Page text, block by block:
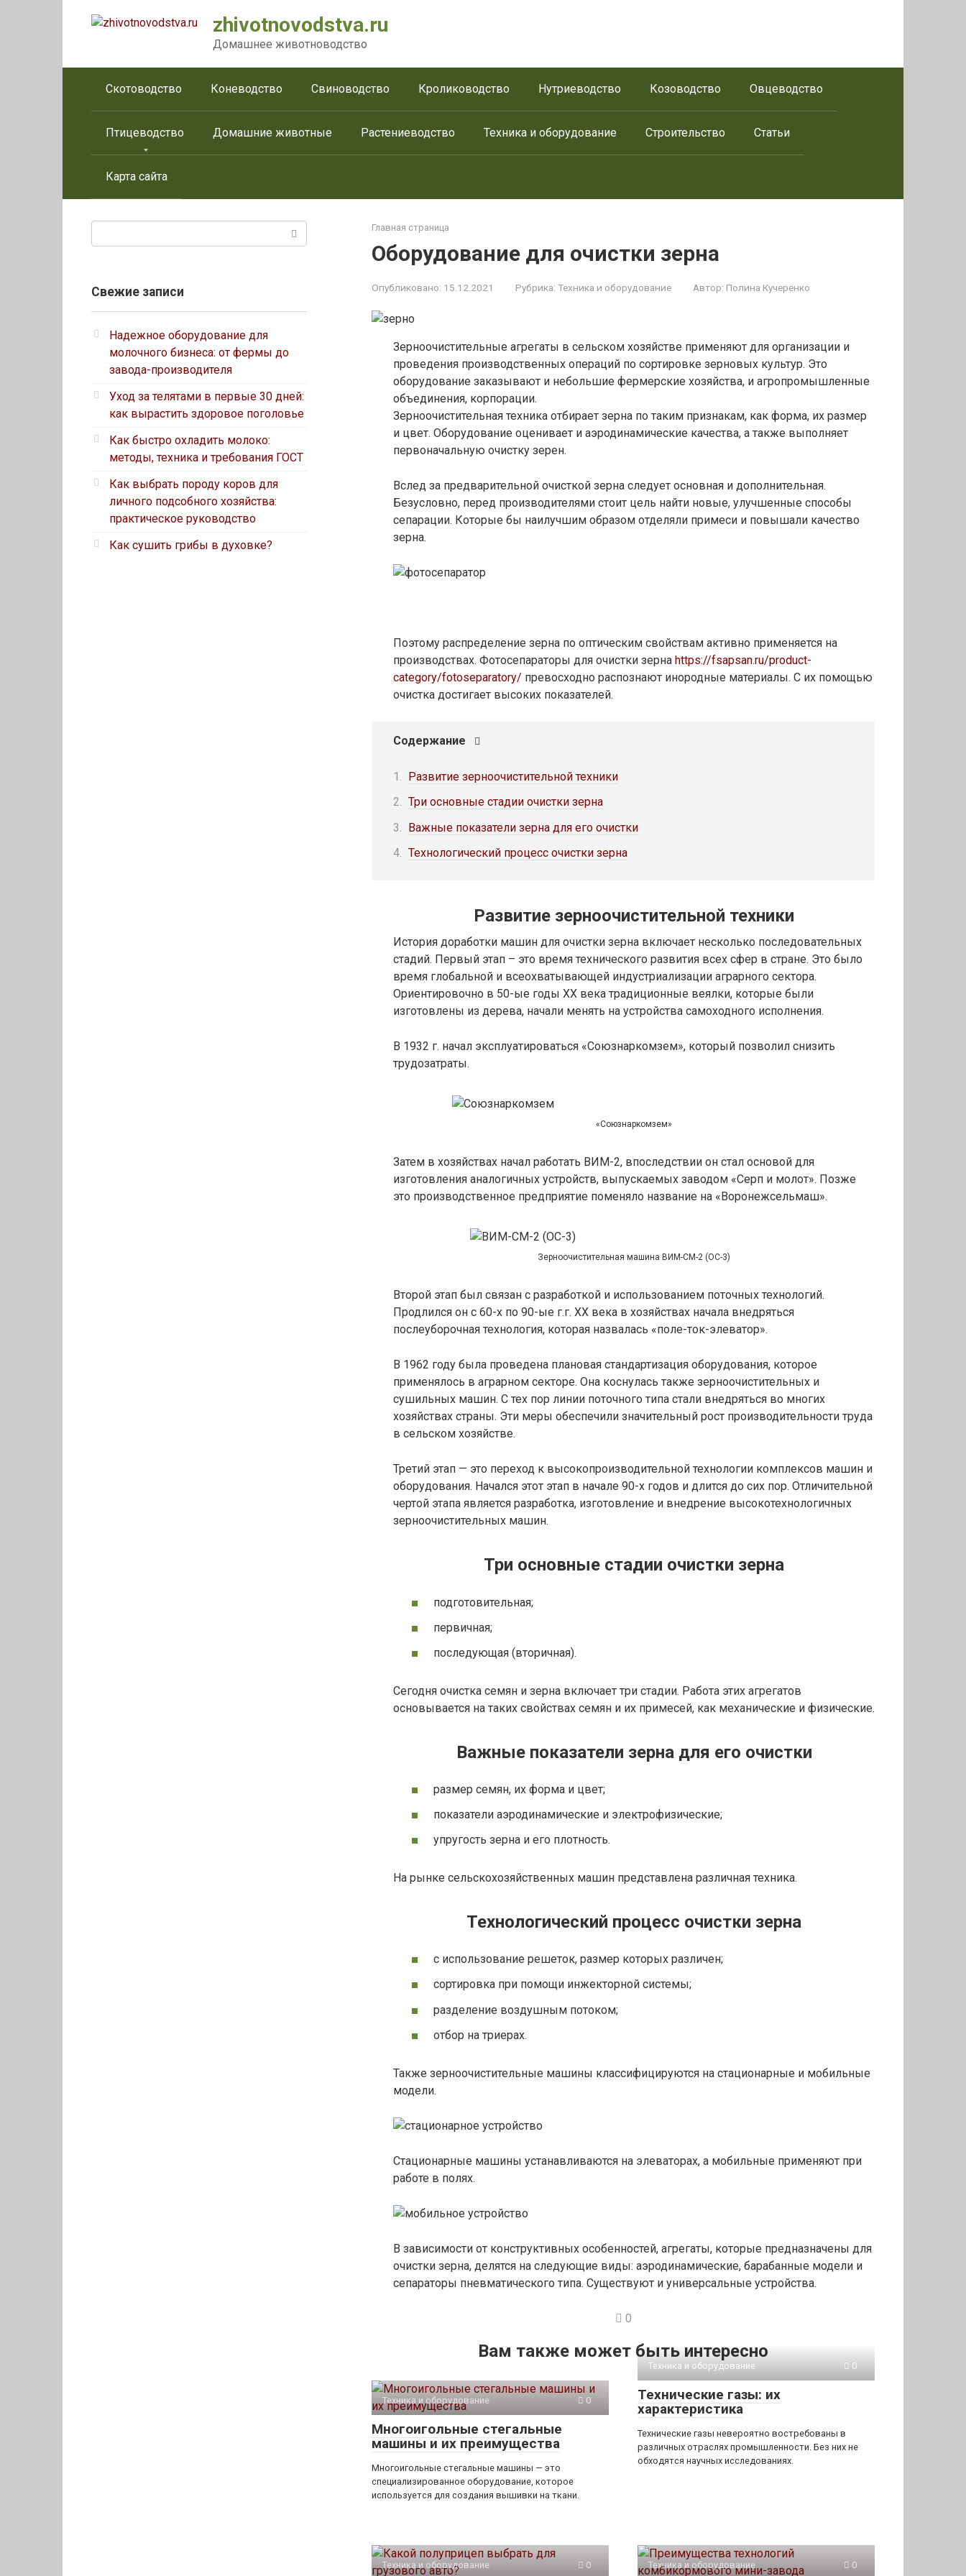
zhivotnovodstva.ru
Домашнее животноводство
Скотоводство Коневодство Свиноводство Кролиководство Нутриеводство Козоводство Овцеводство
Птицеводство Домашние животные Растениеводство Техника и оборудование Строительство Статьи
Карта сайта
Главная страница
Оборудование для очистки зерна
Опубликовано: 15.12.2021 Рубрика: Техника и оборудование Автор: Полина Кучеренко
Зерноочистительные агрегаты в сельском хозяйстве применяют для организации и
проведения производственных операций по сортировке зерновых культур. Это
оборудование заказывают и небольшие фермерские хозяйства, и агропромышленные
объединения, корпорации.
Зерноочистительная техника отбирает зерна по таким признакам, как форма, их размер
и цвет. Оборудование оценивает и аэродинамические качества, а также выполняет
первоначальную очистку зерен.
Вслед за предварительной очисткой зерна следует основная и дополнительная.
Безусловно, перед производителями стоит цель найти новые, улучшенные способы
сепарации. Которые бы наилучшим образом отделяли примеси и повышали качество
зерна.
Поэтому распределение зерна по оптическим свойствам активно применяется на
производствах. Фотосепараторы для очистки зерна https://fsapsan.ru/product-
category/fotoseparatory/ превосходно распознают инородные материалы. С их помощью
очистка достигает высоких показателей.
Содержание
Развитие зерноочистительной техники
Три основные стадии очистки зерна
Важные показатели зерна для его очистки
Технологический процесс очистки зерна
Развитие зерноочистительной техники
История доработки машин для очистки зерна включает несколько последовательных
стадий. Первый этап – это время технического развития всех сфер в стране. Это было
время глобальной и всеохватывающей индустриализации аграрного сектора.
Ориентировочно в 50-ые годы XX века традиционные веялки, которые были
изготовлены из дерева, начали менять на устройства самоходного исполнения.
В 1932 г. начал эксплуатироваться «Союзнаркомзем», который позволил снизить
трудозатраты.
«Союзнаркомзем»
Затем в хозяйствах начал работать ВИМ-2, впоследствии он стал основой для
изготовления аналогичных устройств, выпускаемых заводом «Серп и молот». Позже
это производственное предприятие поменяло название на «Воронежсельмаш».
Зерноочистительная машина ВИМ-СМ-2 (ОС-3)
Второй этап был связан с разработкой и использованием поточных технологий.
Продлился он с 60-х по 90-ые г.г. XX века в хозяйствах начала внедряться
послеуборочная технология, которая назвалась «поле-ток-элеватор».
В 1962 году была проведена плановая стандартизация оборудования, которое
применялось в аграрном секторе. Она коснулась также зерноочистительных и
сушильных машин. С тех пор линии поточного типа стали внедряться во многих
хозяйствах страны. Эти меры обеспечили значительный рост производительности труда
в сельском хозяйстве.
Третий этап — это переход к высокопроизводительной технологии комплексов машин и
оборудования. Начался этот этап в начале 90-х годов и длится до сих пор. Отличительной
чертой этапа является разработка, изготовление и внедрение высокотехнологичных
зерноочистительных машин.
Три основные стадии очистки зерна
подготовительная;
первичная;
последующая (вторичная).
Сегодня очистка семян и зерна включает три стадии. Работа этих агрегатов
основывается на таких свойствах семян и их примесей, как механические и физические.
Важные показатели зерна для его очистки
размер семян, их форма и цвет;
показатели аэродинамические и электрофизические;
упругость зерна и его плотность.
На рынке сельскохозяйственных машин представлена различная техника.
Технологический процесс очистки зерна
с использование решеток, размер которых различен;
сортировка при помощи инжекторной системы;
разделение воздушным потоком;
отбор на триерах.
Также зерноочистительные машины классифицируются на стационарные и мобильные
модели.
Стационарные машины устанавливаются на элеваторах, а мобильные применяют при
работе в полях.
В зависимости от конструктивных особенностей, агрегаты, которые предназначены для
очистки зерна, делятся на следующие виды: аэродинамические, барабанные модели и
сепараторы пневматического типа. Существуют и универсальные устройства.
0
Вам также может быть интересно
Техника и оборудование 0
Многоигольные стегальные
машины и их преимущества
Многоигольные стегальные машины — это
специализированное оборудование, которое
используется для создания вышивки на ткани.
Техника и оборудование 0
Технические газы: их
характеристика
Технические газы невероятно востребованы в
различных отраслях промышленности. Без них не
обходятся научных исследованиях.
Техника и оборудование 0 Техника и оборудование 0
Свежие записи
Надежное оборудование для
молочного бизнеса: от фермы до
завода-производителя
Уход за телятами в первые 30 дней:
как вырастить здоровое поголовье
Как быстро охладить молоко:
методы, техника и требования ГОСТ
Как выбрать породу коров для
личного подсобного хозяйства:
практическое руководство
Как сушить грибы в духовке?